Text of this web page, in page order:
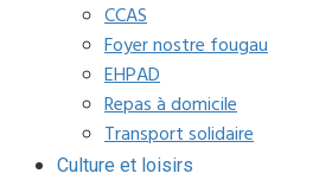
CCAS
Foyer nostre fougau
EHPAD
Repas à domicile
Transport solidaire
Culture et loisirs